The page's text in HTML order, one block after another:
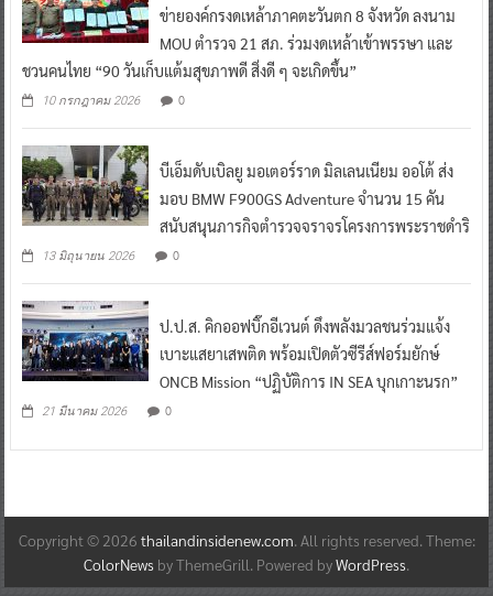
ข่ายองค์กรงดเหล้าภาคตะวันตก 8 จังหวัด ลงนาม
MOU ตำรวจ 21 สภ. ร่วมงดเหล้าเข้าพรรษา และ
ชวนคนไทย “90 วันเก็บแต้มสุขภาพดี สิ่งดี ๆ จะเกิดขึ้น”
10 กรกฎาคม 2026 0
บีเอ็มดับเบิลยู มอเตอร์ราด มิลเลนเนียม ออโต้ ส่ง
มอบ BMW F900GS Adventure จำนวน 15 คัน
สนับสนุนภารกิจตำรวจจราจรโครงการพระราชดำริ
13 มิถุนายน 2026 0
ป.ป.ส. คิกออฟบิ๊กอีเวนต์ ดึงพลังมวลชนร่วมแจ้ง
เบาะแสยาเสพติด พร้อมเปิดตัวซีรีส์ฟอร์มยักษ์
ONCB Mission “ปฏิบัติการ IN SEA บุกเกาะนรก”
21 มีนาคม 2026 0
Copyright © 2026 thailandinsidenew.com. All rights reserved. Theme:
ColorNews by ThemeGrill. Powered byWordPress.